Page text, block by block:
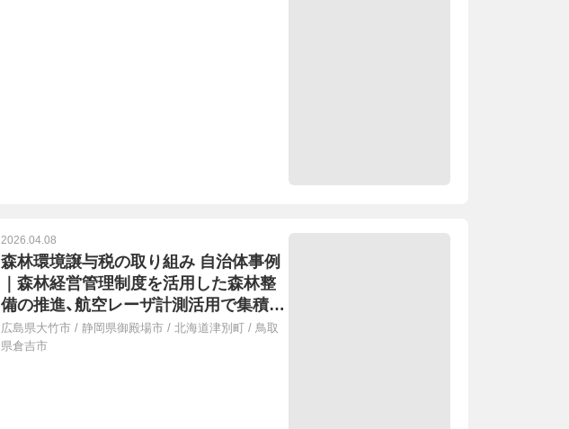
2026.04.08
森林環境譲与税の取り組み 自治体事例
｜森林経営管理制度を活用した森林整
備の推進、航空レーザ計測活用で集積計
画・配分計画を作成、愛林のまち私有林
整備事業、スギ人工林の伐採等による花
広島県大竹市 / 静岡県御殿場市 / 北海道津別町 / 鳥取
県倉吉市